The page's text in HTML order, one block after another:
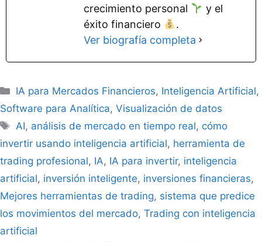
crecimiento personal
y el
éxito financiero
.
Ver biografía completa
Categorías
IA para Mercados Financieros, Inteligencia Artificial,
Software para Analítica, Visualización de datos
Etiquetas
AI, análisis de mercado en tiempo real, cómo
invertir usando inteligencia artificial, herramienta de
trading profesional, IA, IA para invertir, inteligencia
artificial, inversión inteligente, inversiones financieras,
Mejores herramientas de trading, sistema que predice
los movimientos del mercado, Trading con inteligencia
artificial